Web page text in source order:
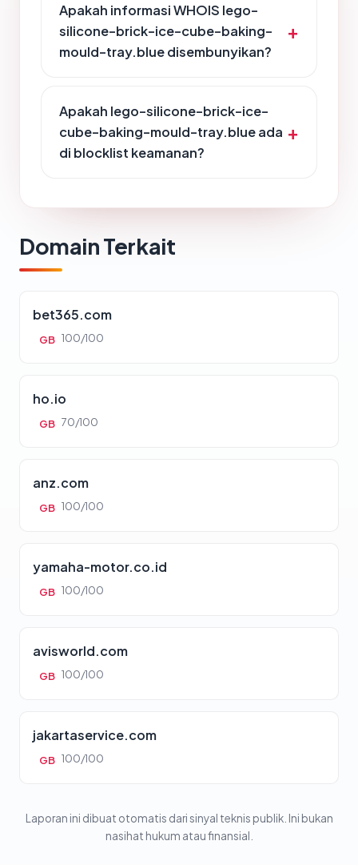
Apakah informasi WHOIS lego-
silicone-brick-ice-cube-baking-
mould-tray.blue disembunyikan?
Apakah lego-silicone-brick-ice-
cube-baking-mould-tray.blue ada
di blocklist keamanan?
Domain Terkait
bet365.com
GB 100/100
ho.io
GB 70/100
anz.com
GB 100/100
yamaha-motor.co.id
GB 100/100
avisworld.com
GB 100/100
jakartaservice.com
GB 100/100
Laporan ini dibuat otomatis dari sinyal teknis publik. Ini bukan
nasihat hukum atau finansial.